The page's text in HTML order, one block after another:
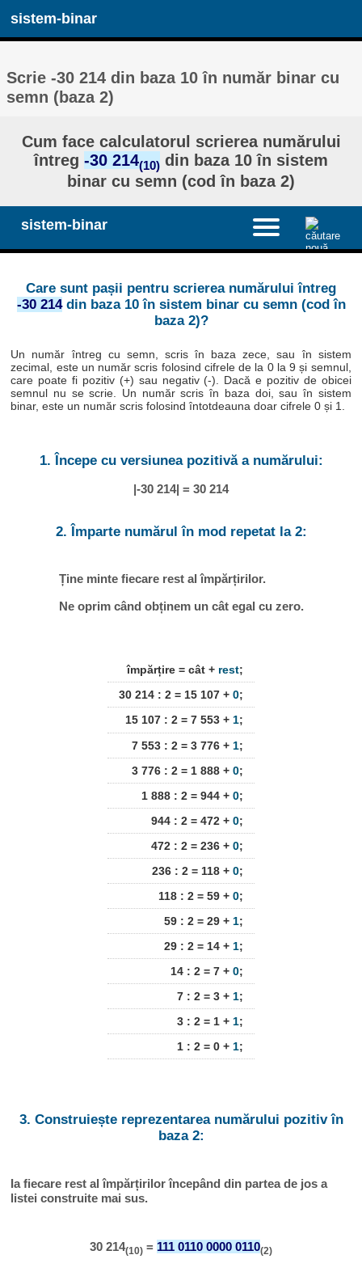
sistem-binar
Scrie -30 214 din baza 10 în număr binar cu
semn (baza 2)
Cum face calculatorul scrierea numărului
întreg -30 214(10) din baza 10 în sistem
binar cu semn (cod în baza 2)
sistem-binar
Care sunt pașii pentru scrierea numărului întreg
-30 214din baza 10 în sistem binar cu semn (cod în
baza 2)?
Un număr întreg cu semn, scris în baza zece, sau în sistem
zecimal, este un număr scris folosind cifrele de la 0 la 9 și semnul,
care poate fi pozitiv (+) sau negativ (-). Dacă e pozitiv de obicei
semnul nu se scrie. Un număr scris în baza doi, sau în sistem
binar, este un număr scris folosind întotdeauna doar cifrele 0 și 1.
1. Începe cu versiunea pozitivă a numărului:
|-30 214| = 30 214
2. Împarte numărul în mod repetat la 2:
Ține minte fiecare rest al împărțirilor.
Ne oprim când obținem un cât egal cu zero.
împărțire = cât + rest;
30 214 : 2 = 15 107 + 0;
15 107 : 2 = 7 553 + 1;
7 553 : 2 = 3 776 + 1;
3 776 : 2 = 1 888 + 0;
1 888 : 2 = 944 + 0;
944 : 2 = 472 + 0;
472 : 2 = 236 + 0;
236 : 2 = 118 + 0;
118 : 2 = 59 + 0;
59 : 2 = 29 + 1;
29 : 2 = 14 + 1;
14 : 2 = 7 + 0;
7 : 2 = 3 + 1;
3 : 2 = 1 + 1;
1 : 2 = 0 + 1;
3. Construiește reprezentarea numărului pozitiv în
baza 2:
Ia fiecare rest al împărțirilor începând din partea de jos a
listei construite mai sus.
30 214(10) = 111 0110 0000 0110(2)